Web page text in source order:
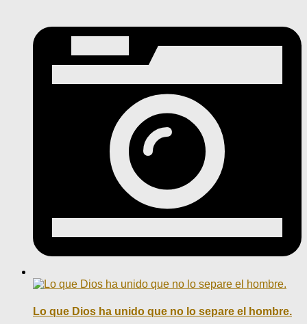
Lo que Dios ha unido que no lo separe el hombre.